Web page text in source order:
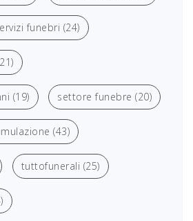
funebri (24)
(19) settore funebre (20)
(43)
tuttofunerali (25)